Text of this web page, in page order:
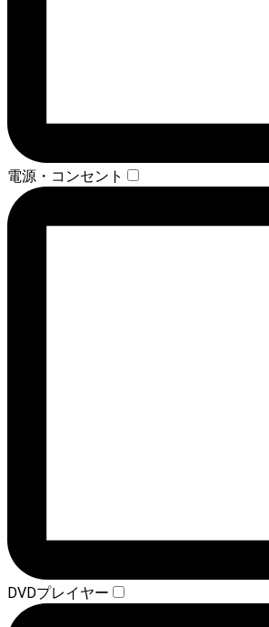
電源・コンセント
DVDプレイヤー